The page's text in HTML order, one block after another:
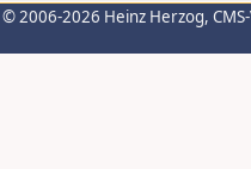
© 2006-2026 Heinz Herzog,